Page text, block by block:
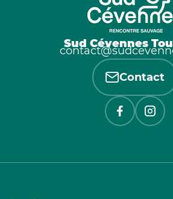
Sud Cévennes
Contact